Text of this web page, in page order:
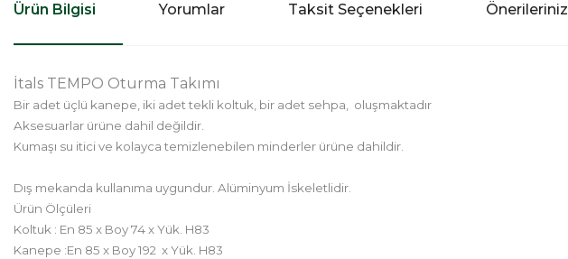
Ürün Bilgisi Yorumlar Taksit Seçenekleri Önerileriniz
İtals TEMPO Oturma Takımı
Bir adet üçlü kanepe, iki adet tekli koltuk, bir adet sehpa, oluşmaktadır
Aksesuarlar ürüne dahil değildir.
Kumaşı su itici ve kolayca temizlenebilen minderler ürüne dahildir.
Dış mekanda kullanıma uygundur. Alüminyum İskeletlidir.
Ürün Ölçüleri
Koltuk : En 85 x Boy 74 x Yük. H83
Kanepe :En 85 x Boy 192 x Yük. H83